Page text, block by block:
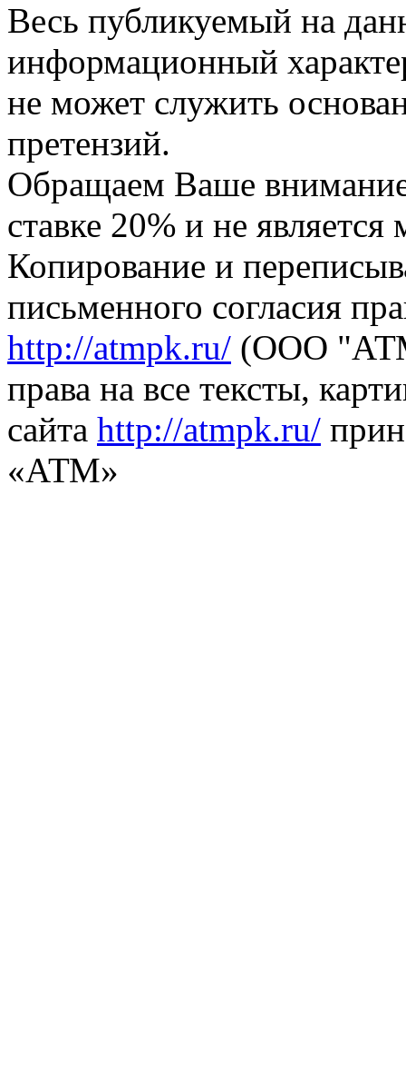
Весь публикуемый на
информационный
не может служить
претензий.
Обращаем Ваше
ставке 20% и не
Копирование и
письменного согласия
http://atmpk.ru/ (ООО
права на все тексты,
сайта http://atmpk.ru/
«АТМ»